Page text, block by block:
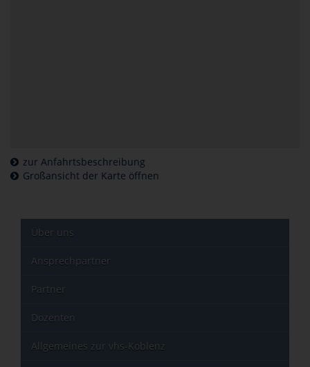
zur Anfahrtsbeschreibung
Großansicht der Karte öffnen
Über uns
Ansprechpartner
Partner
Dozenten
Allgemeines zur vhs-Koblenz